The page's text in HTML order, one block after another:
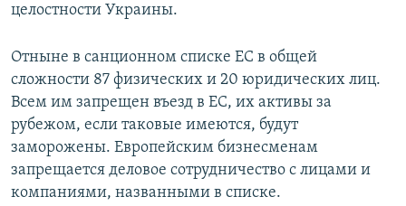
целостности Украины.
Отныне в санционном списке ЕС в общей
сложности 87 физических и 20 юридических лиц.
Всем им запрещен въезд в ЕС, их активы за
рубежом, если таковые имеются, будут
заморожены. Европейским бизнесменам
запрещается деловое сотрудничество с лицами и
компаниями, названными в списке.